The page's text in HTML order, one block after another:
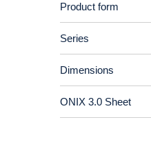
Product form
Series
Dimensions
ONIX 3.0 Sheet